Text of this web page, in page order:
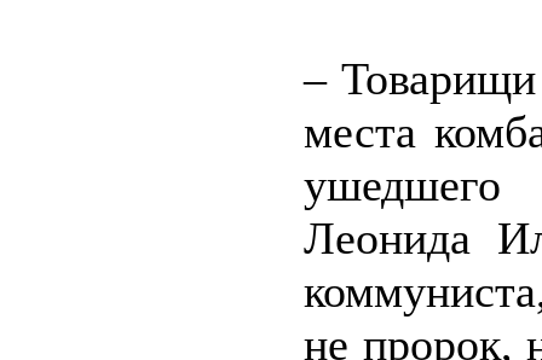
–
места
ушедшего
Леонида
не пророк,